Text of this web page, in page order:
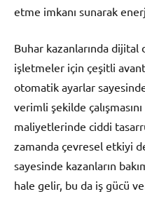
etme imkanı sunarak
Buhar kazanlarında
işletmeler için çeşitli
otomatik ayarlar
verimli şekilde
maliyetlerinde ciddi
zamanda çevresel etkiyi
sayesinde kazanların
hale gelir, bu da iş gücü